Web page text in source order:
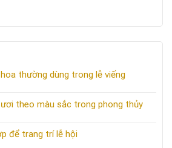
thường dùng trong lễ viếng
theo màu sắc trong phong thủy
để trang trí lễ hội